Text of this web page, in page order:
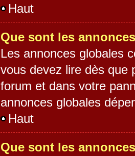
Haut
Que sont les
Les annonces globales
vous devez lire dès que
forum et dans votre
annonces globales
Haut
Que sont les